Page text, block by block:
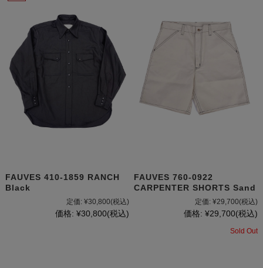
FAUVES 410-1859 RANCH
Black
定価: ¥30,800(税込)
価格: ¥30,800(税込)
FAUVES 760-0922
CARPENTER SHORTS Sand
定価: ¥29,700(税込)
価格: ¥29,700(税込)
Sold Out